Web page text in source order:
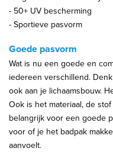
- 50+ UV bescherming
- Sportieve pasvorm
Goede pasvorm
Wat is nu een goede en
iedereen verschillend.
ook aan je lichaamsbouw.
Ook is het materiaal, de
belangrijk voor een goede
voor of je het badpak
aanvoelt.